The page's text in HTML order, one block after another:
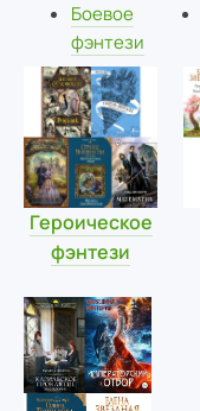
Боевое
фэнтези
Героическое
фэнтези